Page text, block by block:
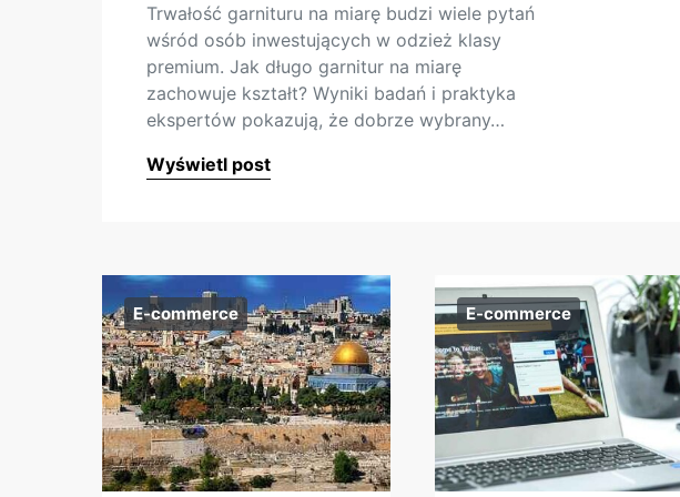
Trwałość garnituru na miarę budzi wiele pytań
wśród osób inwestujących w odzież klasy
premium. Jak długo garnitur na miarę
zachowuje kształt? Wyniki badań i praktyka
ekspertów pokazują, że dobrze wybrany…
Wyświetl post
E-commerce E-commerce